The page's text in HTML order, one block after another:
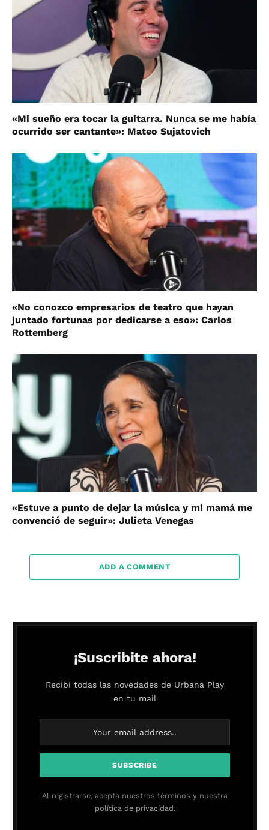
«Mi sueño era tocar la guitarra. Nunca se me había
ocurrido ser cantante»: Mateo Sujatovich
«No conozco empresarios de teatro que hayan
juntado fortunas por dedicarse a eso»: Carlos
Rottemberg
«Estuve a punto de dejar la música y mi mamá me
convenció de seguir»: Julieta Venegas
ADD A COMMENT
¡Suscribite ahora!
Recibí todas las novedades de Urbana Play
en tu mail
Al registrarse, acepta nuestros términos y nuestra
política de privacidad.